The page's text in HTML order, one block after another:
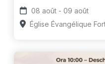
08 août - 09 août
Église Évangélique